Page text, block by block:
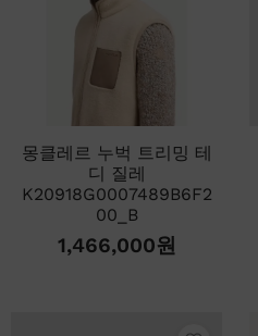
몽클레르 누벅 트리밍 테
디 질레
K20918G0007489B6F2
00_B
1,466,000원